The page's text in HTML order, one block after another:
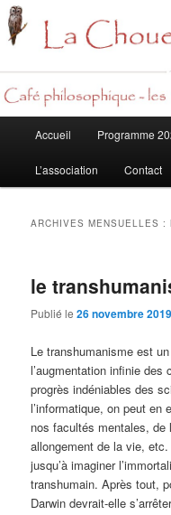
principal
Aller
au
Aller
au
Accueil Programme
L’association Contact
ARCHIVES MENSUELLES :
le
Publié le26 novembre 2019
Le transhumanisme est
l’augmentation infinie des
progrès indéniables des
l’informatique, on peut en
nos facultés mentales,
allongement de la vie,
jusqu’à imaginer
transhumain. Après tout,
Darwin devrait-elle